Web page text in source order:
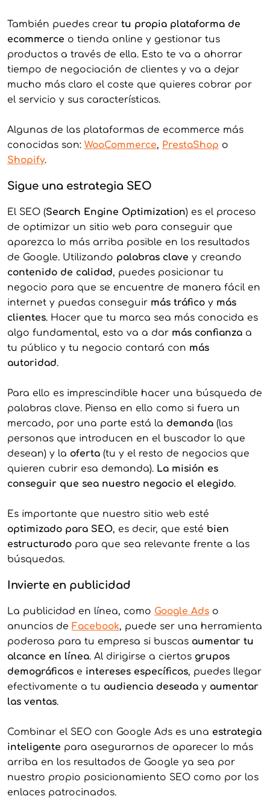
También puedes crear tu propia plataforma de
ecommerce o tienda online y gestionar tus
productos a través de ella. Esto te va a ahorrar
tiempo de negociación de clientes y va a dejar
mucho más claro el coste que quieres cobrar por
el servicio y sus características.
Algunas de las plataformas de ecommerce más
conocidas son: WooCommerce, PrestaShop o
Shopify.
Sigue una estrategia SEO
El SEO (Search Engine Optimization) es el proceso
de optimizar un sitio web para conseguir que
aparezca lo más arriba posible en los resultados
de Google. Utilizando palabras clave y creando
contenido de calidad, puedes posicionar tu
negocio para que se encuentre de manera fácil en
internet y puedas conseguir más tráficoy más
clientes. Hacer que tu marca sea más conocida es
algo fundamental, esto va a dar más confianzaa
tu público y tu negocio contará con más
autoridad.
Para ello es imprescindible hacer una búsqueda de
palabras clave. Piensa en ello como si fuera un
mercado, por una parte está la demanda(las
personas que introducen en el buscador lo que
desean) y la oferta(tu y el resto de negocios que
quieren cubrir esa demanda). La misión es
conseguir que sea nuestro negocio el elegido.
Es importante que nuestro sitio web esté
optimizado para SEO, es decir, que esté bien
estructuradopara que sea relevante frente a las
búsquedas.
Invierte en publicidad
La publicidad en línea, como Google Adso
anuncios de Facebook, puede ser una herramienta
poderosa para tu empresa si buscas aumentar tu
alcance en línea. Al dirigirse a ciertos grupos
demográficose intereses específicos, puedes llegar
efectivamente a tu audiencia deseaday aumentar
las ventas.
Combinar el SEO con Google Ads es una estrategia
inteligente para asegurarnos de aparecer lo más
arriba en los resultados de Google ya sea por
nuestro propio posicionamiento SEO como por los
enlaces patrocinados.